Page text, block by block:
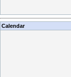
Calendar